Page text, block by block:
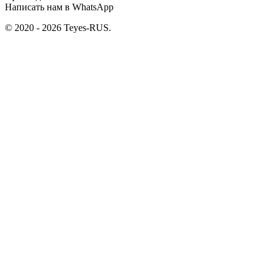
Написать нам в WhatsApp
© 2020 - 2026 Teyes-RUS.